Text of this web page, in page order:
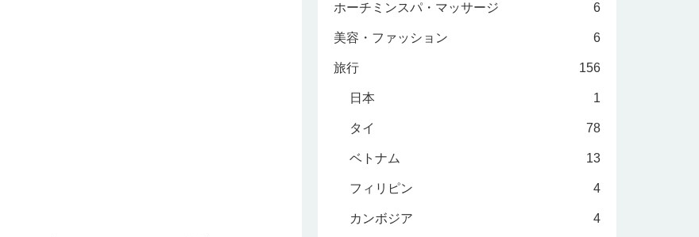
ホーチミンスパ・マッサージ 6
美容・ファッション 6
旅行 156
日本 1
タイ 78
ベトナム 13
フィリピン 4
カンボジア 4